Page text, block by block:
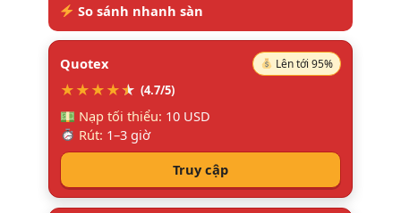
So sánh nhanh sàn
Quotex Lên tới 95%
★★★★★
★ (4.7/5)
Nạp tối thiểu: 10 USD
Rút: 1–3 giờ
Truy cập